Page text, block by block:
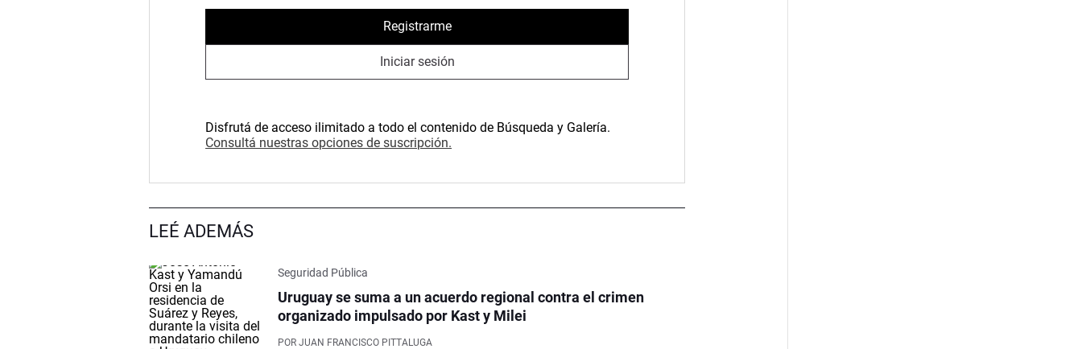
Registrarme
Iniciar sesión
Disfrutá de acceso ilimitado a todo el contenido de Búsqueda y Galería.
Consultá nuestras opciones de suscripción.
LEÉ ADEMÁS
Seguridad Pública
Uruguay se suma a un acuerdo regional contra el crimen
organizado impulsado por Kast y Milei
POR JUAN FRANCISCO PITTALUGA